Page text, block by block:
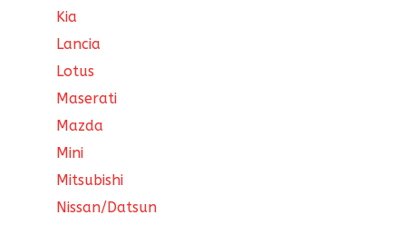
Kia
Lancia
Lotus
Maserati
Mazda
Mini
Mitsubishi
Nissan/Datsun